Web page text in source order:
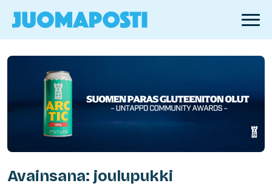
Avainsana: joulupukki